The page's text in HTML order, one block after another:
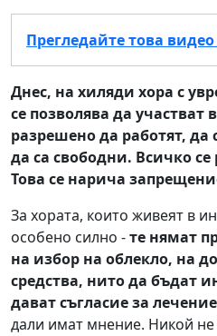
Прегледайте това
Днес, на хиляди хора с
се позволява да
разрешено да работят, да
да са свободни. Всичко
Това се нарича
За хората, които живеят в
особено силно -те нямат
на избор на облекло, на
средства, нито да бъдат
дават съгласие за
дали имат мнение. Никой не